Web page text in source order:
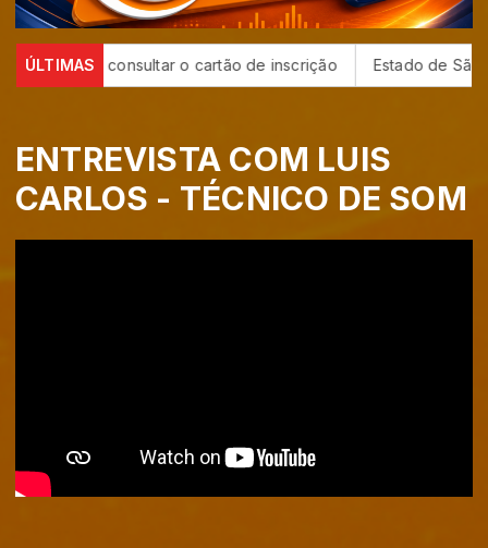
ÚLTIMAS
podem consultar o cartão de inscrição Estado de São
ENTREVISTA COM LUIS
CARLOS - TÉCNICO DE SOM